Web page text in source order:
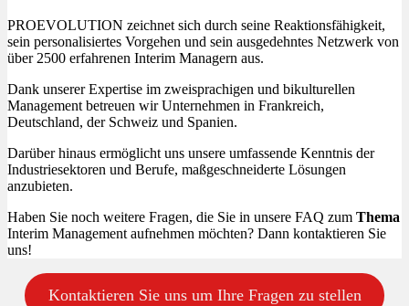
PROEVOLUTION zeichnet sich durch seine Reaktionsfähigkeit,
sein personalisiertes Vorgehen und sein ausgedehntes Netzwerk von
über 2500 erfahrenen Interim Managern aus.
Dank unserer Expertise im zweisprachigen und bikulturellen
Management betreuen wir Unternehmen in Frankreich,
Deutschland, der Schweiz und Spanien.
Darüber hinaus ermöglicht uns unsere umfassende Kenntnis der
Industriesektoren und Berufe, maßgeschneiderte Lösungen
anzubieten.
Haben Sie noch weitere Fragen, die Sie in unsere FAQ zum Thema
Interim Management aufnehmen möchten? Dann kontaktieren Sie
uns!
Kontaktieren Sie uns um Ihre Fragen zu stellen